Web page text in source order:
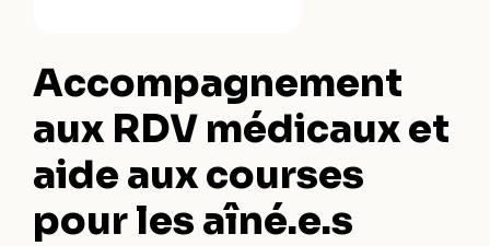
Accompagnement
aux RDV médicaux et
aide aux courses
pour les aîné.e.s